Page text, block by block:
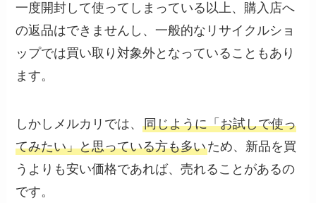
一度開封して使ってしまっている以上、購入店へ
の返品はできませんし、一般的なリサイクルショ
ップでは買い取り対象外となっていることもあり
ます。
しかしメルカリでは、同じように「お試しで使っ
てみたい」と思っている方も多いため、新品を買
うよりも安い価格であれば、売れることがあるの
です。